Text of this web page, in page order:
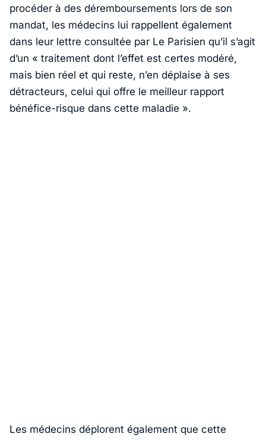
procéder à des déremboursements lors de son
mandat, les médecins lui rappellent également
dans leur lettre consultée par Le Parisien qu’il s’agit
d’un « traitement dont l’effet est certes modéré,
mais bien réel et qui reste, n’en déplaise à ses
détracteurs, celui qui offre le meilleur rapport
bénéfice-risque dans cette maladie ».
Les médecins déplorent également que cette